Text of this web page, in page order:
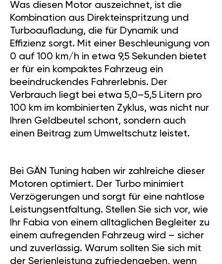
Was diesen Motor auszeichnet, ist die
Kombination aus Direkteinspritzung und
Turboaufladung, die für Dynamik und
Effizienz sorgt. Mit einer Beschleunigung von
0 auf 100 km/h in etwa 9,5 Sekunden bietet
er für ein kompaktes Fahrzeug ein
beeindruckendes Fahrerlebnis. Der
Verbrauch liegt bei etwa 5,0–5,5 Litern pro
100 km im kombinierten Zyklus, was nicht nur
Ihren Geldbeutel schont, sondern auch
einen Beitrag zum Umweltschutz leistet.
Bei GÄN Tuning haben wir zahlreiche dieser
Motoren optimiert. Der Turbo minimiert
Verzögerungen und sorgt für eine nahtlose
Leistungsentfaltung. Stellen Sie sich vor, wie
Ihr Fabia von einem alltäglichen Begleiter zu
einem aufregenden Fahrzeug wird – sicher
und zuverlässig. Warum sollten Sie sich mit
der Serienleistung zufriedengeben, wenn